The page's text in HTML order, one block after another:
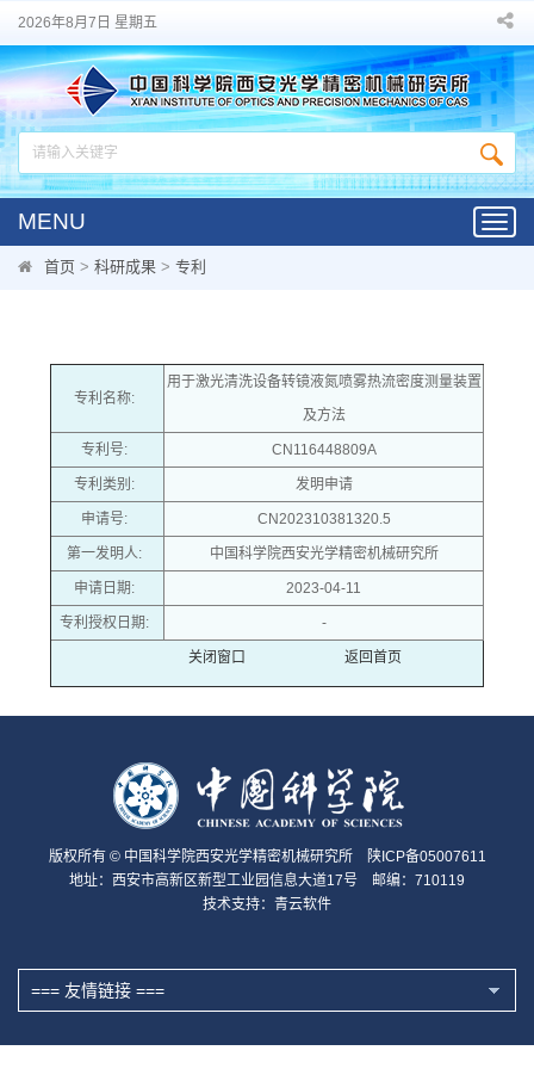
2026年8月7日 星期五
MENU
首页 > 科研成果 > 专利
专利名称:
用于激光清洗设备转镜液氮喷雾热流密度测量装置
及方法
专利号: CN116448809A
专利类别: 发明申请
申请号: CN202310381320.5
第一发明人: 中国科学院西安光学精密机械研究所
申请日期: 2023-04-11
专利授权日期: -
关闭窗口 返回首页
版权所有 © 中国科学院西安光学精密机械研究所 陕ICP备05007611
地址：西安市高新区新型工业园信息大道17号 邮编：710119
技术支持： 青云软件
=== 友情链接 ===